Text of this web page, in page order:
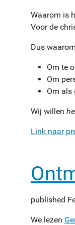
Waarom is
Voor de
Dus
Om te
Om
Om als
Wij willen
Link naar
published
We lezen